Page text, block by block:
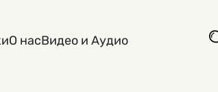
О насВидео и Аудио